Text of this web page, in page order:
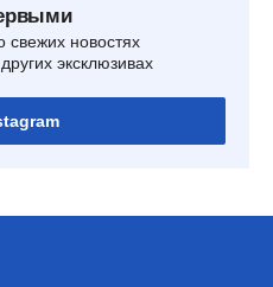
свежих новостях
эксклюзивах